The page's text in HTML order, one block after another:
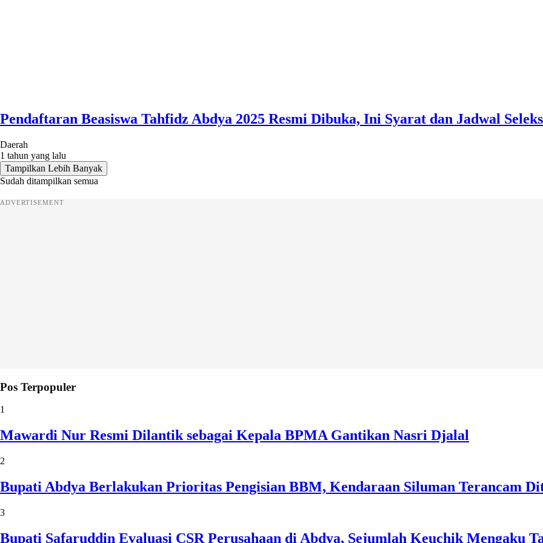
Pendaftaran Beasiswa Tahfidz Abdya 2025 Resmi Dibuka, Ini Syarat dan Jadwal
Daerah
1 tahun yang lalu
Tampilkan Lebih Banyak
Sudah ditampilkan semua
ADVERTISEMENT
Pos Terpopuler
1
Mawardi Nur Resmi Dilantik sebagai Kepala BPMA Gantikan Nasri Djalal
2
Bupati Abdya Berlakukan Prioritas Pengisian BBM, Kendaraan Siluman Terancam
3
Bupati Safaruddin Evaluasi CSR Perusahaan di Abdya, Sejumlah Keuchik Mengaku